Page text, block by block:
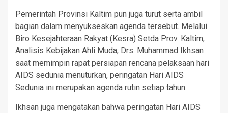
Pemerintah Provinsi Kaltim pun juga turut serta ambil
bagian dalam menyukseskan agenda tersebut. Melalui
Biro Kesejahteraan Rakyat (Kesra) Setda Prov. Kaltim,
Analisis Kebijakan Ahli Muda, Drs. Muhammad Ikhsan
saat memimpin rapat persiapan rencana pelaksaan hari
AIDS sedunia menuturkan, peringatan Hari AIDS
Sedunia ini merupakan agenda rutin setiap tahun.
Ikhsan juga mengatakan bahwa peringatan Hari AIDS